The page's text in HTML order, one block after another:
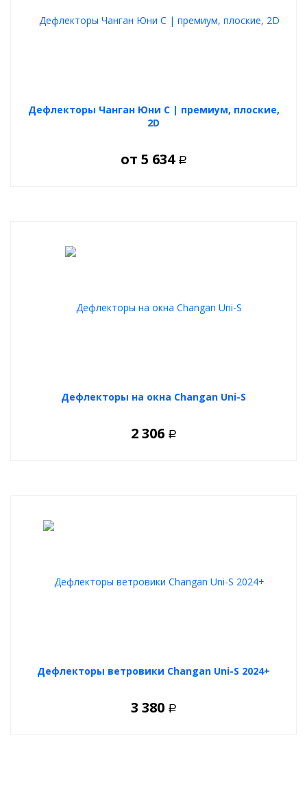
Дефлекторы Чанган Юни С | премиум, плоские,
2D
от 5 634 Р
Дефлекторы на окна Changan Uni-S
2 306 Р
Дефлекторы ветровики Changan Uni-S 2024+
3 380 Р